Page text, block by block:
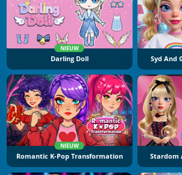
NIEUW
Darling Doll Syd And
NIEUW
Romantic K-Pop Transformation Stardom